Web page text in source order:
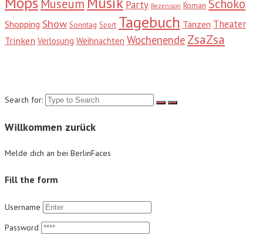
Museum Party Rezension Roman Schoko
Shopping Show Sonntag Sport Tagebuch Tanzen Theater
Trinken Verlosung Weihnachten Wochenende ZsaZsa
Search for:
Willkommen zurück
Melde dich an bei BerlinFaces
Fill the form
Username
Password